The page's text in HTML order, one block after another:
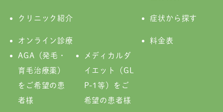
クリニック紹介 症状から探す
オンライン診療
AGA（発毛・
育毛治療薬）
をご希望の患
者様
メディカルダ
イエット（GL
P-1等）をご
希望の患者様
料金表